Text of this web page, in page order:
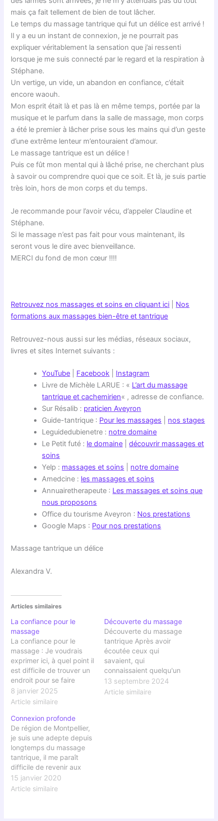
mais ça fait tellement de bien de tout lâcher.
Le temps du massage tantrique qui fut un délice est arrivé !
Il y a eu un instant de connexion, je ne pourrait pas
expliquer véritablement la sensation que j’ai ressenti
lorsque je me suis connecté par le regard et la respiration à
Stéphane.
Un vertige, un vide, un abandon en confiance, c’était
encore waouh.
Mon esprit était là et pas là en même temps, portée par la
musique et le parfum dans la salle de massage, mon corps
a été le premier à lâcher prise sous les mains qui d’un geste
d’une extrême lenteur m’entouraient d’amour.
Le massage tantrique est un délice !
Puis ce fût mon mental qui à lâché prise, ne cherchant plus
à savoir ou comprendre quoi que ce soit. Et là, je suis partie
très loin, hors de mon corps et du temps.
Je recommande pour l’avoir vécu, d’appeler Claudine et
Stéphane.
Si le massage n’est pas fait pour vous maintenant, ils
seront vous le dire avec bienveillance.
MERCI du fond de mon cœur !!!!
Retrouvez nos massages et soins en cliquant ici
Nos
formations aux massages bien-être et tantrique
Retrouvez-nous aussi sur les médias, réseaux sociaux,
livres et sites Internet suivants :
YouTube Facebook
Instagram
Livre de Michèle LARUE : « L’art du massage
tantrique et cachemirien« , adresse de confiance.
Sur Résalib : praticien Aveyron
Guide-tantrique : Pour les massages
nos stages
Leguidedubienetre : notre domaine
Le Petit futé : le domaine |découvrir massages et
soins
Yelp : massages et soins
notre domaine
Amedcine : les massages et soins
Annuairetherapeute : Les massages et soins que
nous proposons
Office du tourisme Aveyron : Nos prestations
Google Maps : Pour nos prestations
Massage tantrique un délice
Alexandra V.
Articles similaires
La confiance pour le
massage
La confiance pour le
massage : Je voudrais
exprimer ici, à quel point il
est difficile de trouver un
endroit pour se faire
masser en toute
confiance quand on est
pour mes 45 ans m'offrir
un massage différent de
ceux dont j'ai l'habitude
avec mon esthéticienne.…
8 janvier 2025
Article similaire
Découverte du massage
Découverte du massage
tantrique Après avoir
écoutée ceux qui
savaient, qui
connaissaient quelqu'un
qui en avait fait un, je ne
pouvais que rester
13 septembre 2024
Article similaire
Connexion profonde
De région de Montpellier,
je suis une adepte depuis
longtemps du massage
tantrique, il me paraît
difficile de revenir aux
massages que nous
trouvons dans les instituts
15 janvier 2020
Article similaire